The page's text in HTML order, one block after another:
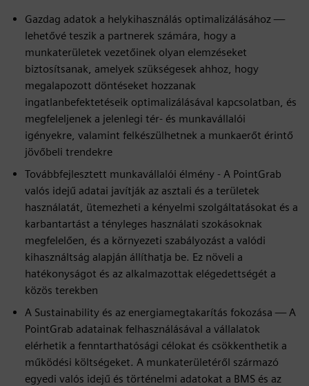
Gazdag adatok a helykihasználás optimalizálásához —
lehetővé teszik a partnerek számára, hogy a
munkaterületek vezetőinek olyan elemzéseket
biztosítsanak, amelyek szükségesek ahhoz, hogy
megalapozott döntéseket hozzanak
ingatlanbefektetéseik optimalizálásával kapcsolatban, és
megfeleljenek a jelenlegi tér- és munkavállalói
igényekre, valamint felkészülhetnek a munkaerőt érintő
jövőbeli trendekre
Továbbfejlesztett munkavállalói élmény - A PointGrab
valós idejű adatai javítják az asztali és a területek
használatát, ütemezheti a kényelmi szolgáltatásokat és a
karbantartást a tényleges használati szokásoknak
megfelelően, és a környezeti szabályozást a valódi
kihasználtság alapján állíthatja be. Ez növeli a
hatékonyságot és az alkalmazottak elégedettségét a
közös terekben
A Sustainability és az energiamegtakarítás fokozása — A
PointGrab adatainak felhasználásával a vállalatok
elérhetik a fenntarthatósági célokat és csökkenthetik a
működési költségeket. A munkaterületéről származó
egyedi valós idejű és történelmi adatokat a BMS és az